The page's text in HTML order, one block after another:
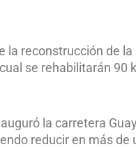
la reconstrucción de
se rehabilitarán 90
la carretera
reducir en más